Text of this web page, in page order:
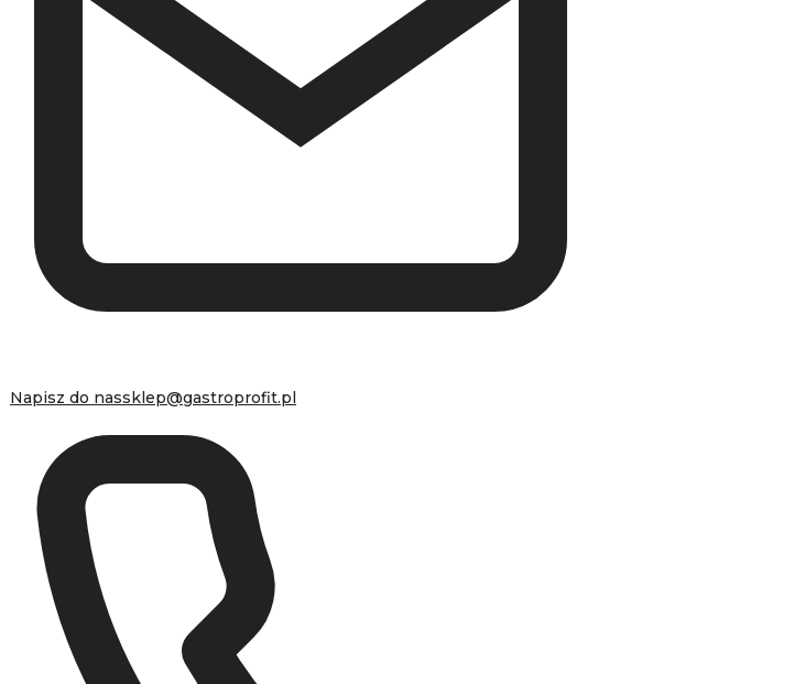
Napisz do nassklep@gastroprofit.pl